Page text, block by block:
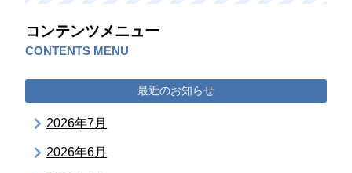
コンテンツメニュー
CONTENTS MENU
最近のお知らせ
2026年7月
2026年6月